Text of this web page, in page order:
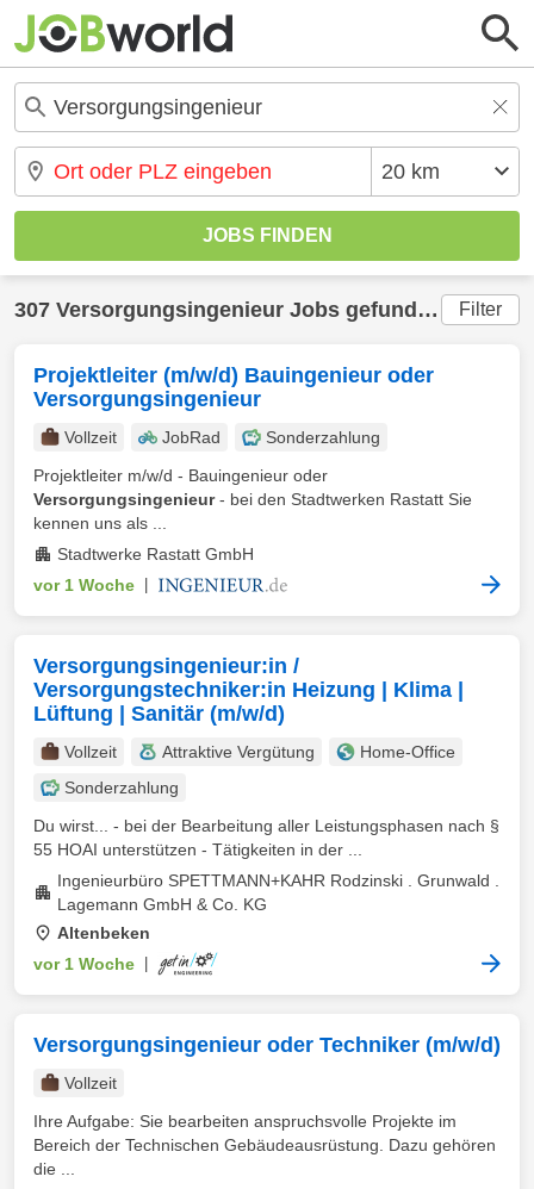
307 Versorgungsingenieur Jobs gefunden Filter
Projektleiter (m/w/d) Bauingenieur oder
Versorgungsingenieur
Vollzeit JobRad
Sonderzahlung
Projektleiter m/w/d - Bauingenieur oder
Versorgungsingenieur- bei den Stadtwerken Rastatt Sie
kennen uns als ...
Stadtwerke Rastatt GmbH
vor 1 Woche
Versorgungsingenieur:in /
Versorgungstechniker:in Heizung | Klima |
Lüftung | Sanitär (m/w/d)
Vollzeit Attraktive Vergütung
Home-Office
Sonderzahlung
Du wirst... - bei der Bearbeitung aller Leistungsphasen nach §
55 HOAI unterstützen - Tätigkeiten in der ...
Ingenieurbüro SPETTMANN+KAHR Rodzinski . Grunwald .
Lagemann GmbH & Co. KG
Altenbeken
vor 1 Woche
Versorgungsingenieur oder Techniker (m/w/d)
Vollzeit
Ihre Aufgabe: Sie bearbeiten anspruchsvolle Projekte im
Bereich der Technischen Gebäudeausrüstung. Dazu gehören
die ...